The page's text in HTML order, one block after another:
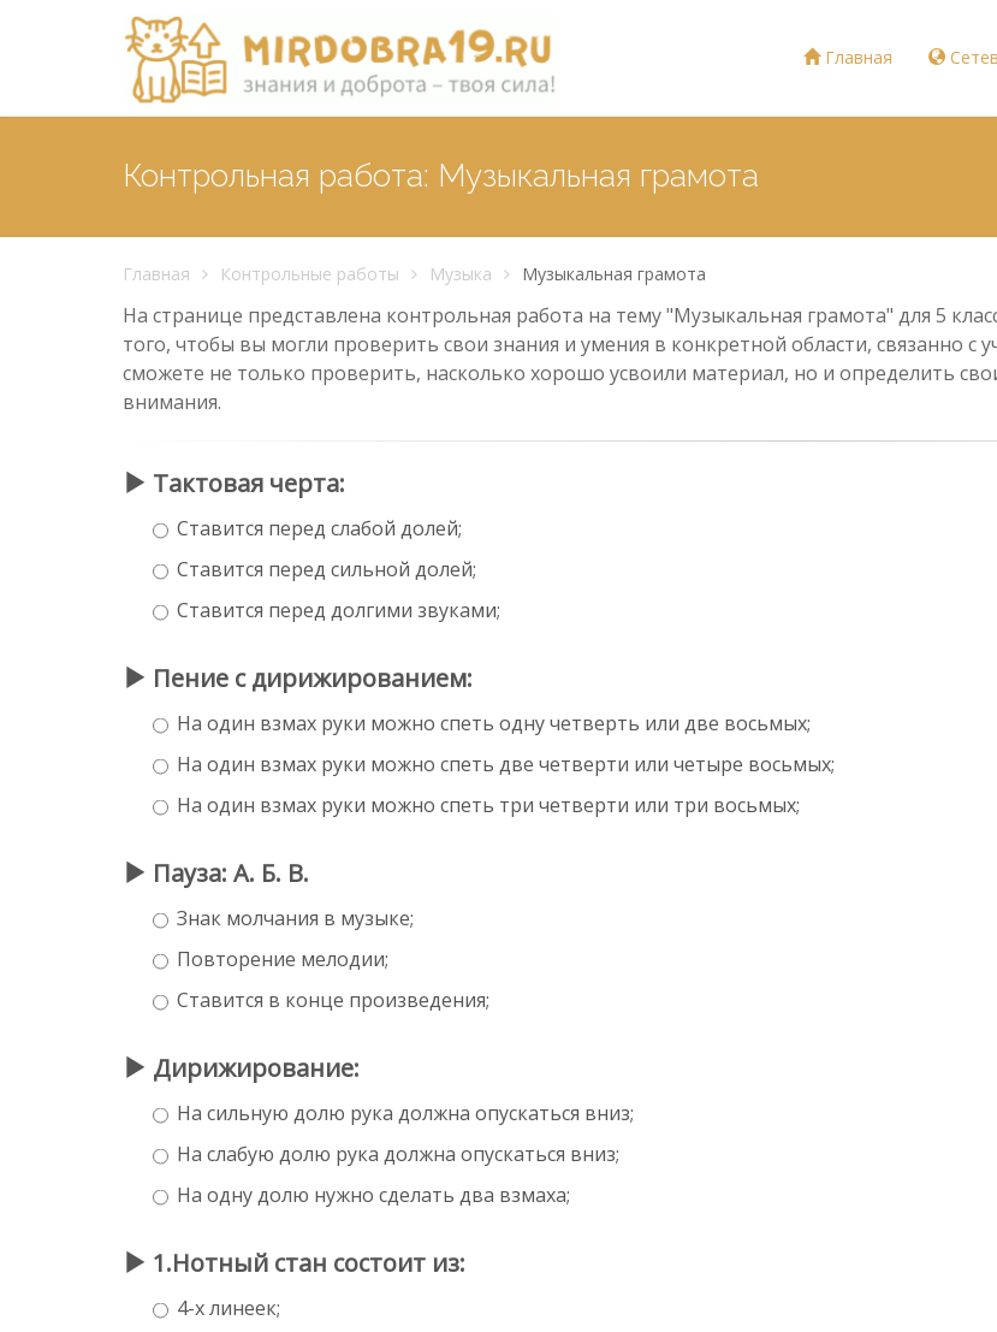
Главная
Контрольная работа: Музыкальная грамота
Главная Контрольные работы Музыка Музыкальная грамота
На странице представлена контрольная работа на тему "Музыкальная грамота" для 5
того, чтобы вы могли проверить свои знания и умения в конкретной области, связанно
сможете не только проверить, насколько хорошо усвоили материал, но и определить
внимания.
Тактовая черта:
Ставится перед слабой долей;
Ставится перед сильной долей;
Ставится перед долгими звуками;
Пение с дирижированием:
На один взмах руки можно спеть одну четверть или две восьмых;
На один взмах руки можно спеть две четверти или четыре восьмых;
На один взмах руки можно спеть три четверти или три восьмых;
Пауза: А. Б. В.
Знак молчания в музыке;
Повторение мелодии;
Ставится в конце произведения;
Дирижирование:
На сильную долю рука должна опускаться вниз;
На слабую долю рука должна опускаться вниз;
На одну долю нужно сделать два взмаха;
1.Нотный стан состоит из:
4-х линеек;